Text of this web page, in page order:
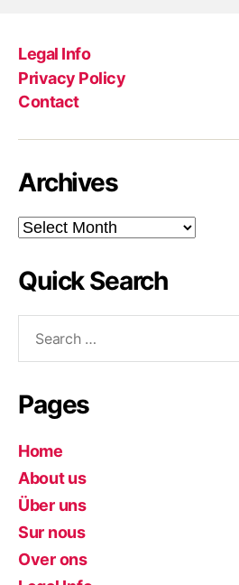
Legal Info
Privacy Policy
Contact
Archives
Archives
Quick Search
Pages
Home
About us
Über uns
Sur nous
Over ons